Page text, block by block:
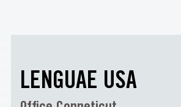
LENGUAE USA